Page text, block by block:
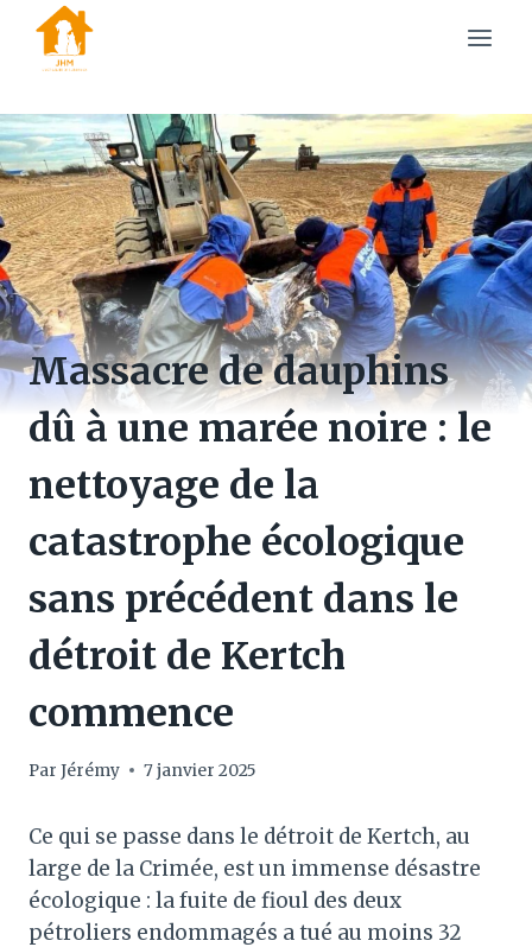
content
Massacre de dauphins
dû à une marée noire : le
nettoyage de la
catastrophe écologique
sans précédent dans le
détroit de Kertch
commence
Par Jérémy 7 janvier 2025
Ce qui se passe dans le détroit de Kertch, au
large de la Crimée, est un immense désastre
écologique : la fuite de fioul des deux
pétroliers endommagés a tué au moins 32